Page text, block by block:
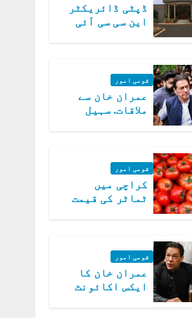
ڈپٹی ڈائریکٹر
این سی سی آئی
قومی امور
عمران خان سے
ملاقات. سہیل
قومی امور
کراچی میں
ٹماٹر کی قیمت
قومی امور
عمران خان کا
ایکس اکائونٹ